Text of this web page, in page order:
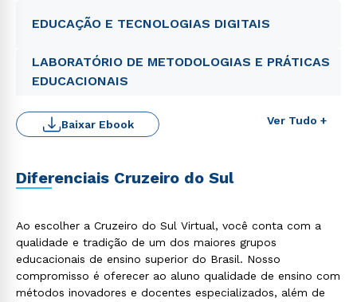
EDUCAÇÃO E TECNOLOGIAS DIGITAIS
LABORATÓRIO DE METODOLOGIAS E PRÁTICAS
EDUCACIONAIS
Ver Tudo +
Baixar Ebook
Diferenciais Cruzeiro do Sul
Ao escolher a Cruzeiro do Sul Virtual, você conta com a
qualidade e tradição de um dos maiores grupos
educacionais de ensino superior do Brasil. Nosso
compromisso é oferecer ao aluno qualidade de ensino com
métodos inovadores e docentes especializados, além de
Rápido e fácil
WhatsApp
ou